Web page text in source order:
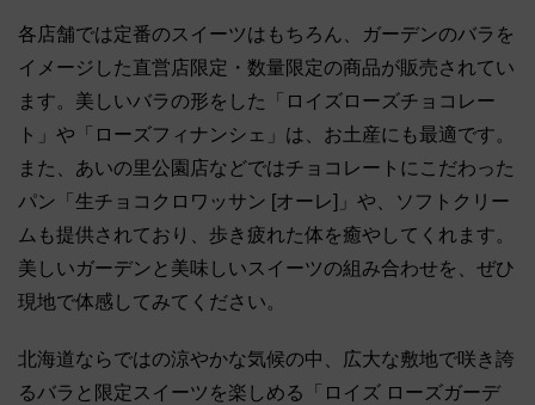
各店舗では定番のスイーツはもちろん、ガーデンのバラを
イメージした直営店限定・数量限定の商品が販売されてい
ます。美しいバラの形をした「ロイズローズチョコレー
ト」や「ローズフィナンシェ」は、お土産にも最適です。
また、あいの里公園店などではチョコレートにこだわった
パン「生チョコクロワッサン [オーレ]」や、ソフトクリー
ムも提供されており、歩き疲れた体を癒やしてくれます。
美しいガーデンと美味しいスイーツの組み合わせを、ぜひ
現地で体感してみてください。
北海道ならではの涼やかな気候の中、広大な敷地で咲き誇
るバラと限定スイーツを楽しめる「ロイズ ローズガーデ